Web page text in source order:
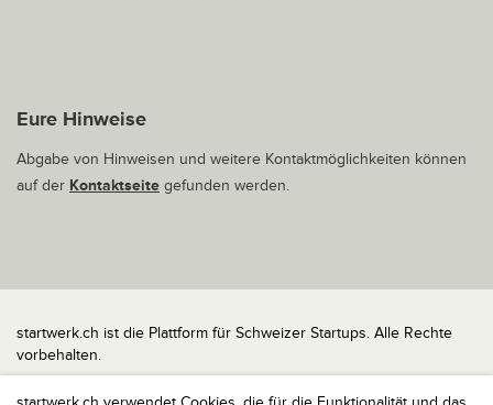
Eure Hinweise
Abgabe von Hinweisen und weitere Kontaktmöglichkeiten können
auf der Kontaktseite gefunden werden.
startwerk.ch ist die Plattform für Schweizer Startups. Alle Rechte
vorbehalten.
Impressum